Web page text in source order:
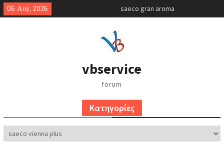
Skip
to
06 Αυγ, 2026
saeco gran aroma
gaggia classic bar έλεγχος
simonelli oscar 2
vbservice
forum
Kατηγορίες
Kατηγορίες